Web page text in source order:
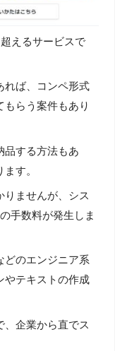
えるサービスで
れば、コンペ形式
もらう案件もあり
品する方法もあ
す。
りませんが、シス
手数料が発生しま
どのエンジニア系
やテキストの作成
、企業から直でス